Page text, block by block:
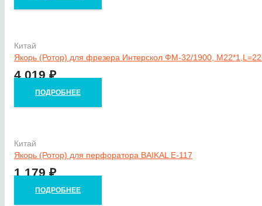
Китай
Якорь (Ротор) для фрезера Интерскол ФМ-32/1900,
4 019₽
ПОДРОБНЕЕ
Китай
Якорь (Ротор) для перфоратора BAIKAL Е-117
1 179₽
ПОДРОБНЕЕ